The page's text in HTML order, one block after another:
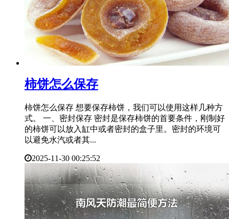
​柿饼怎么保存
柿饼怎么保存 想要保存柿饼，我们可以使用这样几种方
式。 一、密封保存 密封是保存柿饼的首要条件，刚制好
的柿饼可以放入缸中或者密封的盒子里。密封的环境可
以避免水汽或者其...
2025-11-30 00:25:52